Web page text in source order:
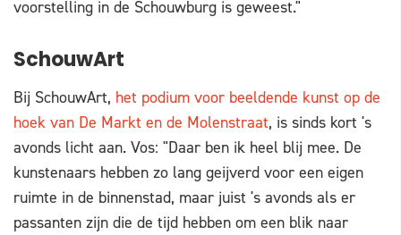
voorstelling in de Schouwburg is geweest."
SchouwArt
Bij SchouwArt, het podium voor beeldende kunst op de
hoek van De Markt en de Molenstraat, is sinds kort 's
avonds licht aan. Vos: "Daar ben ik heel blij mee. De
kunstenaars hebben zo lang geijverd voor een eigen
ruimte in de binnenstad, maar juist 's avonds als er
passanten zijn die de tijd hebben om een blik naar